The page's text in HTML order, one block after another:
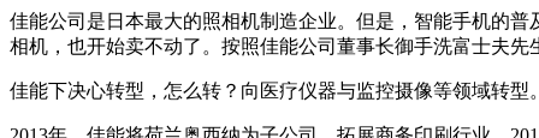
佳能公司是日本最大的照相机制造企业。但是，智能手机的
相机，也开始卖不动了。按照佳能公司董事长御手洗富士夫
佳能下决心转型，怎么转？向医疗仪器与监控摄像等领域转型